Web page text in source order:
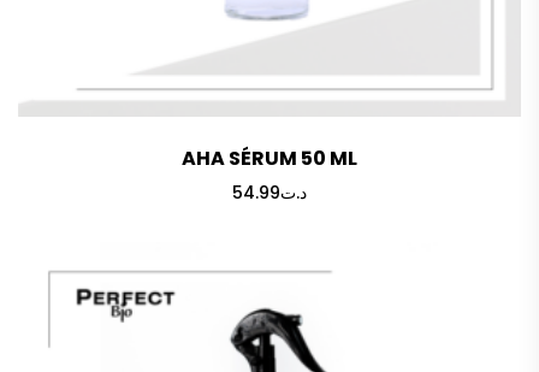
AHA SÉRUM 50 ML
د.ت54.99